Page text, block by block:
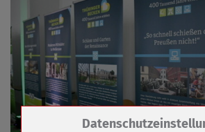
Zum Betrieb der Seite